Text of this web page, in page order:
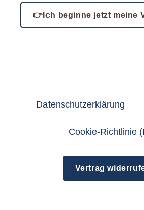
👉Ich beginne jetzt meine
Datenschutzerklärung
Cookie-Richtlinie
Vertrag